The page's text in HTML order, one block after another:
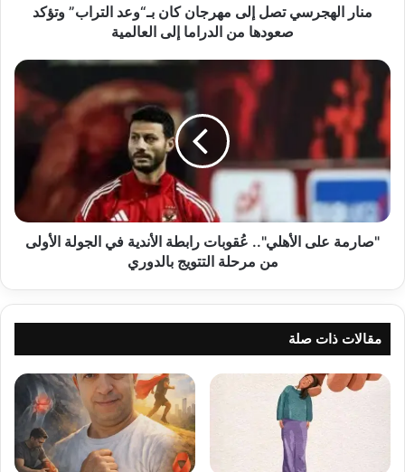
صعودها
إلى
العالمية
منار الهجرسي تصل إلى مهرجان كان بـ“وعد التراب” وتؤكد
صعودها من الدراما إلى العالمية
"صارمة
على
الأهلي"..
عُقوبات
رابطة
الأندية
في
الجولة
الأولى
من"صارمة على الأهلي".. عُقوبات رابطة الأندية في الجولة الأولى
من مرحلة التتويج بالدوري
مقالات ذات صلة